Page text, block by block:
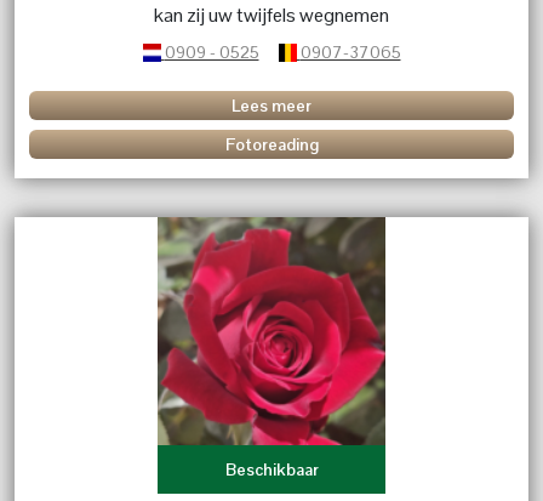
kan zij uw twijfels wegnemen
0909 - 0525 0907-37065
Lees meer
Fotoreading
Beschikbaar